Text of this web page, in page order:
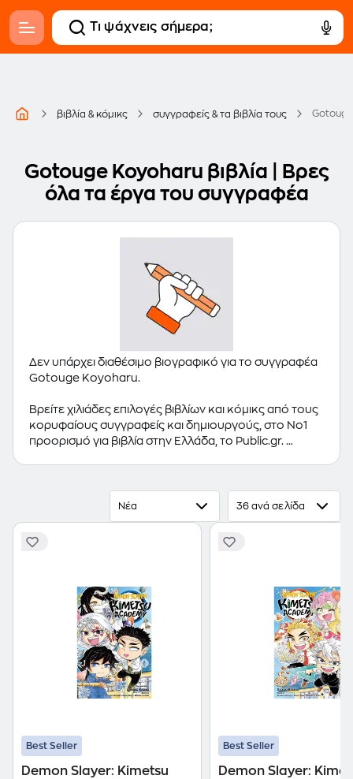
βιβλία & κόμικς συγγραφείς & τα βιβλία τους
Gotouge Koyoharu βιβλία | Βρες
όλα τα έργα του συγγραφέα
Δεν υπάρχει διαθέσιμο βιογραφικό για το συγγραφέα
Gotouge Koyoharu.
Βρείτε χιλιάδες επιλογές βιβλίων και κόμικς από τους
κορυφαίους συγγραφείς και δημιουργούς, στο Νο1
προορισμό για βιβλία στην Ελλάδα, το Public.gr.
Ξενόγλωσσα Βιβλία,Κόμικς
Νέα 36 ανά σελίδα
Best Seller
Demon Slayer: Kimetsu
Best Seller
Demon Slayer: